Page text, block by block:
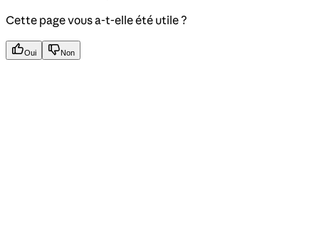
Cette page vous a-t-elle été utile ?
Oui Non